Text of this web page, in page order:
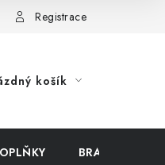
Registrace
košík
BRAŠNY NA